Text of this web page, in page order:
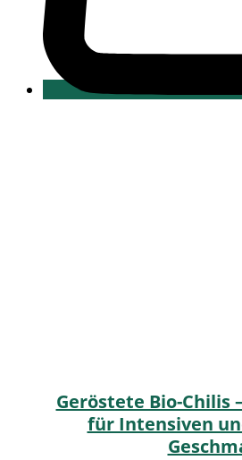
Geröstete Bio-Chilis
für Intensiven